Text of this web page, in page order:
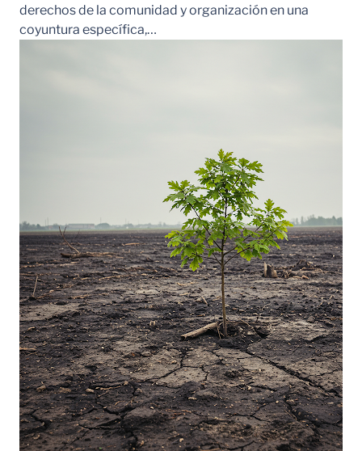
derechos de la comunidad y organización en una
coyuntura específica,…